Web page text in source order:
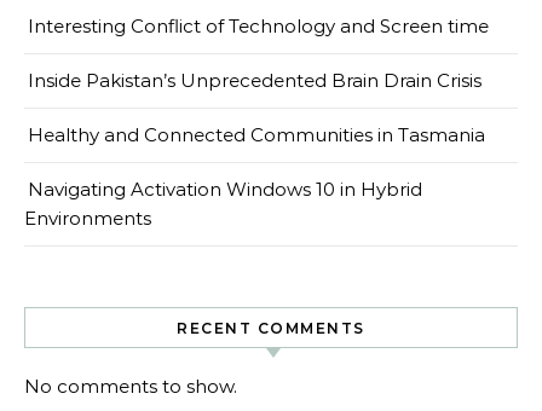
Interesting Conflict of Technology and Screen time
Inside Pakistan’s Unprecedented Brain Drain Crisis
Healthy and Connected Communities in Tasmania
Navigating Activation Windows 10 in Hybrid
Environments
RECENT COMMENTS
No comments to show.